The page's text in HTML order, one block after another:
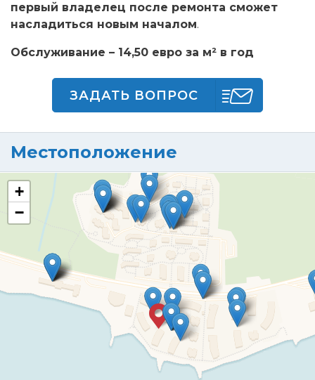
первый владелец после ремонта сможет
насладиться новым началом.
Обслуживание – 14,50 евро за м² в год
ЗАДАТЬ ВОПРОС
Местоположение
+
−